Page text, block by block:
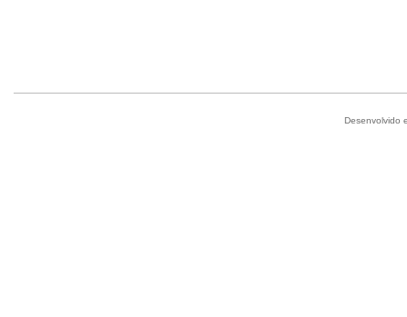
Desenvolvido